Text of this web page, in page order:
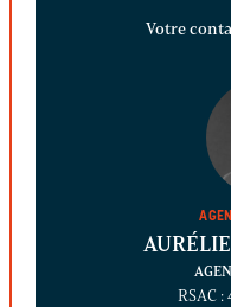
Votre
RSAC :